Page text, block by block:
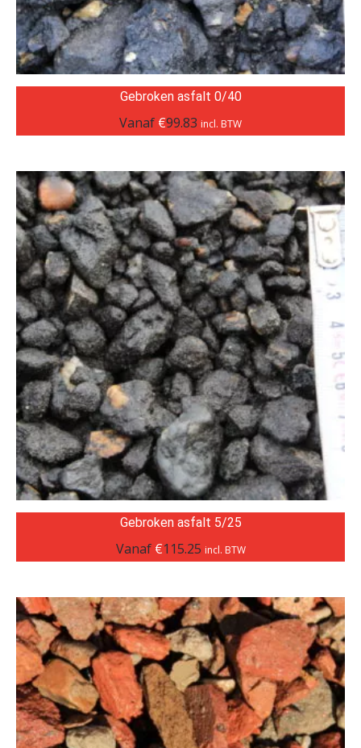
Gebroken asfalt 0/40
Vanaf €99.83 incl. BTW
Gebroken asfalt 5/25
Vanaf €115.25 incl. BTW